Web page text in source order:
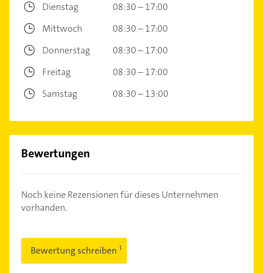
Dienstag
08:30 – 17:00
Mittwoch
08:30 – 17:00
Donnerstag
08:30 – 17:00
Freitag
08:30 – 17:00
Samstag
08:30 – 13:00
Bewertungen
Noch keine Rezensionen für dieses Unternehmen
vorhanden.
Bewertung schreiben